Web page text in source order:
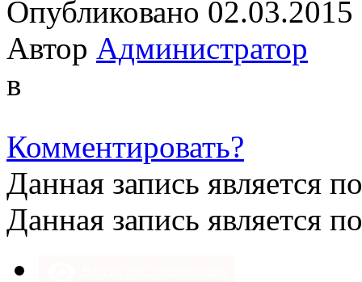
Опубликовано 02.03.2015
Автор Администратор
в
Комментировать?
Данная запись является
Данная запись является